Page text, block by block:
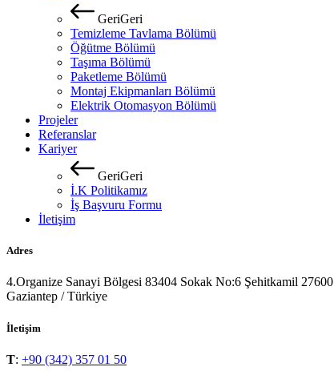
GeriGeri
Temizleme Tavlama Bölümü
Öğütme Bölümü
Taşıma Bölümü
Paketleme Bölümü
Montaj Ekipmanları Bölümü
Elektrik Otomasyon Bölümü
Projeler
Referanslar
Kariyer
GeriGeri
İ.K Politikamız
İş Başvuru Formu
İletişim
Adres
4.Organize Sanayi Bölgesi 83404 Sokak No:6 Şehitkamil 27600
Gaziantep / Türkiye
İletişim
T: +90 (342) 357 01 50